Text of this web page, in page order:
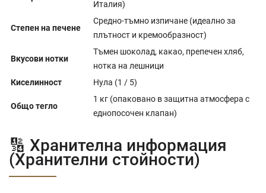
Италия)
Степен на печене
Средно-тъмно изпичане (идеално за
плътност и кремообразност)
Вкусови нотки
Тъмен шоколад, какао, препечен хляб,
нотка на лешници
Киселинност
Нула (1 / 5)
Общо тегло
1 кг (опаковано в защитна атмосфера с
еднопосочен клапан)
🔢 Хранителна информация
(Хранителни стойности)